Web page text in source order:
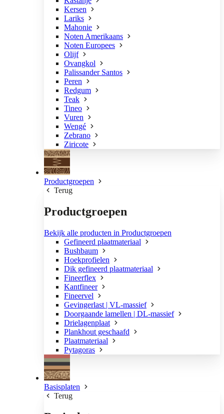
Kersen
Lariks
Mahonie
Noten Amerikaans
Noten Europees
Olijf
Ovangkol
Palissander Santos
Peren
Redgum
Teak
Tineo
Vuren
Wengé
Zebrano
Ziricote
Productgroepen
Terug
Productgroepen
Bekijk alle producten in Productgroepen
Gefineerd plaatmateriaal
Bushbaum
Hoekprofielen
Dik gefineerd plaatmateriaal
Fineerflex
Kantfineer
Fineervel
Gevingerlast | VL-massief
Doorgaande lamellen | DL-massief
Drielagenplaat
Plankhout geschaafd
Plaatmateriaal
Pytagoras
Basisplaten
Terug